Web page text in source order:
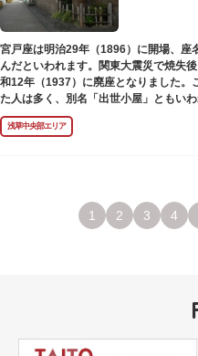
宮戸座は明治29年（1896）に開場、座
んだといわれます。関東大震災で焼失
和12年（1937）に廃座となりました。
た人は多く、別名「出世小屋」ともい
年（1978）に建てられました。
浅草中央部エリア
1 2 3 4